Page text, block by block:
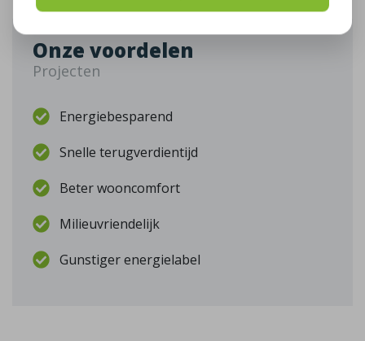
Onze voordelen
Projecten
Energiebesparend
Snelle terugverdientijd
Beter wooncomfort
Milieuvriendelijk
Gunstiger energielabel